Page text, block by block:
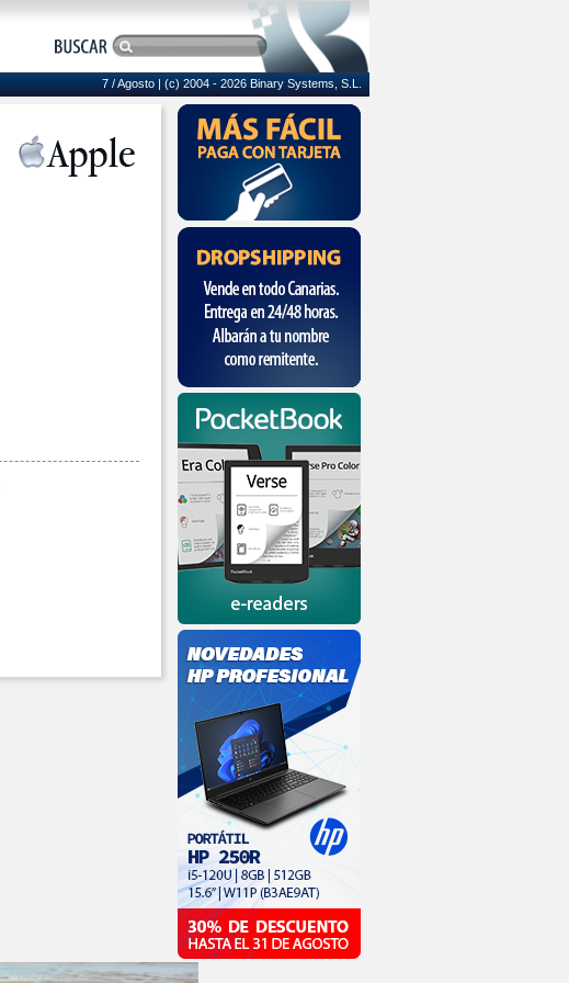
7 / Agosto | (c) 2004 - 2026 Binary Systems, S.L.